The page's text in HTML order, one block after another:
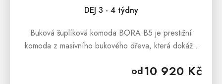
DEJ 3 - 4 týdny
od10 920 Kč
Buková šuplíková komoda BORA B5 je prestižní
komoda z masivního bukového dřeva, která dokáže
vzhledem.Buková šuplíková komoda BORA...